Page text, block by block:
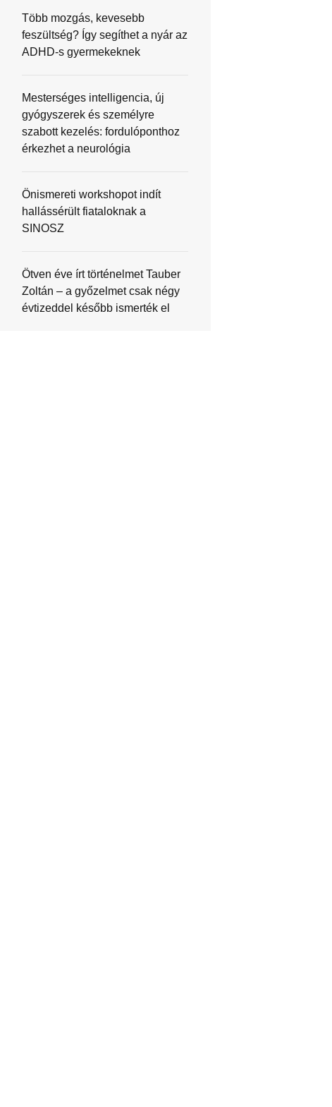
Több mozgás, kevesebb
feszültség? Így segíthet a nyár az
ADHD-s gyermekeknek
Mesterséges intelligencia, új
gyógyszerek és személyre
szabott kezelés: fordulóponthoz
érkezhet a neurológia
Önismereti workshopot indít
hallássérült fiataloknak a
SINOSZ
Ötven éve írt történelmet Tauber
Zoltán – a győzelmet csak négy
évtizeddel később ismerték el